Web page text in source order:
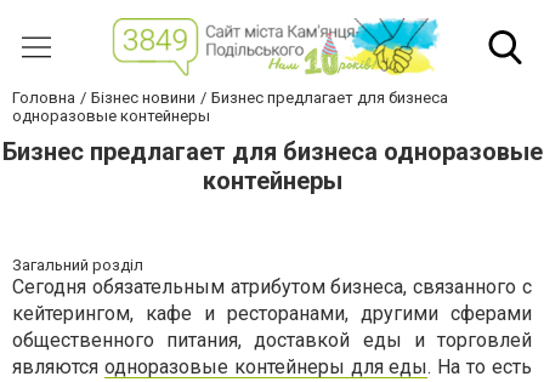
Головна Бізнес новини
Бизнес предлагает для бизнеса
одноразовые контейнеры
Бизнес предлагает для бизнеса одноразовые
контейнеры
Загальний розділ
Сегодня обязательным атрибутом бизнеса, связанного с
кейтерингом, кафе и ресторанами, другими сферами
общественного питания, доставкой еды и торговлей
являются одноразовые контейнеры для еды. На то есть